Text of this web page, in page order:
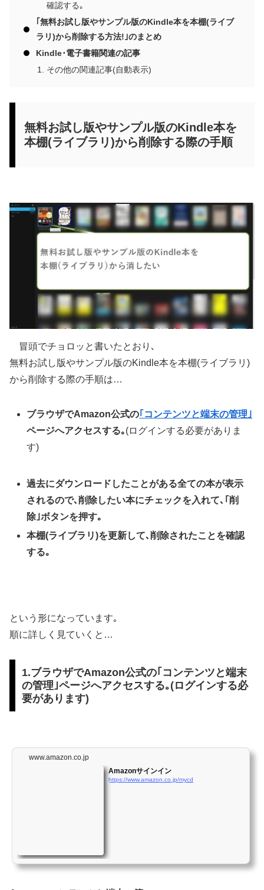
確認する｡
｢無料お試し版やサンプル版のKindle本を本棚(ライブ
ラリ)から削除する方法!｣のまとめ
Kindle･電子書籍関連の記事
その他の関連記事(自動表示)
無料お試し版やサンプル版のKindle本を
本棚(ライブラリ)から削除する際の手順
冒頭でチョロッと書いたとおり､
無料お試し版やサンプル版のKindle本を本棚(ライブラリ)
から削除する際の手順は…
ブラウザでAmazon公式の｢コンテンツと端末の管理｣
ページへアクセスする｡(ログインする必要がありま
す)
過去にダウンロードしたことがある全ての本が表示
されるので､削除したい本にチェックを入れて､｢削
除｣ボタンを押す｡
本棚(ライブラリ)を更新して､削除されたことを確認
する｡
という形になっています｡
順に詳しく見ていくと…
1.ブラウザでAmazon公式の｢コンテンツと端末
の管理｣ページへアクセスする｡(ログインする必
要があります)
www.amazon.co.jp
Amazonサインイン
https://www.amazon.co.jp/mycd